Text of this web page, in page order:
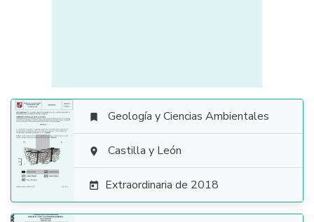

 Geología y Ciencias Ambientales
 Castilla y León
 Extraordinaria de 2018